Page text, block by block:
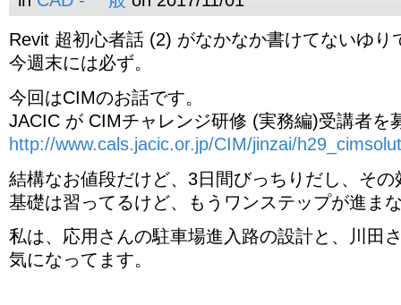
Revit 超初心者話 (2) がなかなか書けてないゆり
今週末には必ず。
今回はCIMのお話です。
JACIC が CIMチャレンジ研修 (実務編)受講者を
http://www.cals.jacic.or.jp/CIM/jinzai/
結構なお値段だけど、3日間びっちりだし、そ
基礎は習ってるけど、もうワンステップが進ま
私は、応用さんの駐車場進入路の設計と、川田
気になってます。